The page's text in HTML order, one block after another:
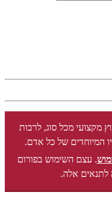
מקצועי מכל סוג, לרבות
המיוחדים של כל אדם.
. עצם השימוש בפורום
לתנאים אלה.